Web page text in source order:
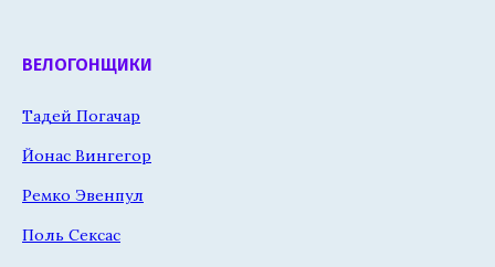
ВЕЛОГОНЩИКИ
Тадей Погачар
Йонас Вингегор
Ремко Эвенпул
Поль Сексас